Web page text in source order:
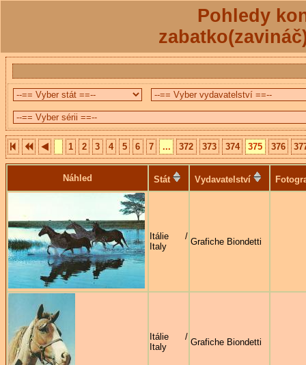
Pohledy
1 2 3 4 5 6 7 ... 372 373 374 375 376
Náhled Stát Vydavatelství
Itálie /
Italy
Grafiche Biondetti
Itálie /
Italy
Grafiche Biondetti